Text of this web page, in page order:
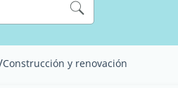
Construcción y renovación